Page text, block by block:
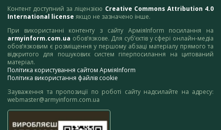
Контент доступний за ліцензією Creative Commons Attribution 4.0
International license якщо не зазначено інше.
При використанні контенту з сайту АрміяInform посилання на
armyinform.com.ua обов’язкове. Для суб’єктів у сфері онлайн-медіа
обов’язковим є розміщення у першому абзаці матеріалу прямого та
відкритого для пошукових систем гіперпосилання на цитований
матеріал.
Політика користування сайтом АрміяInform
Політика використання файлів cookie
Зауваження та пропозиції по роботі сайту надсилайте на адресу:
webmaster@armyinform.com.ua